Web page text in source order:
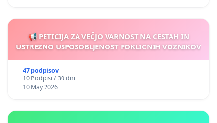
📢 PETICIJA ZA VEČJO VARNOST NA CESTAH IN
USTREZNO USPOSOBLJENOST POKLICNIH VOZNIKOV
47 podpisov
10 Podpisi / 30 dni
10 May 2026